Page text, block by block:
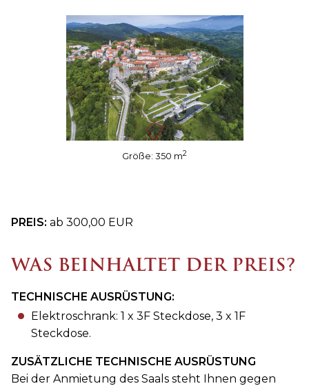
Größe: 350 m2
PREIS: ab 300,00 EUR
WAS BEINHALTET DER PREIS?
TECHNISCHE AUSRÜSTUNG:
Elektroschrank: 1 x 3F Steckdose, 3 x 1F
Steckdose.
ZUSÄTZLICHE TECHNISCHE AUSRÜSTUNG
Bei der Anmietung des Saals steht Ihnen gegen